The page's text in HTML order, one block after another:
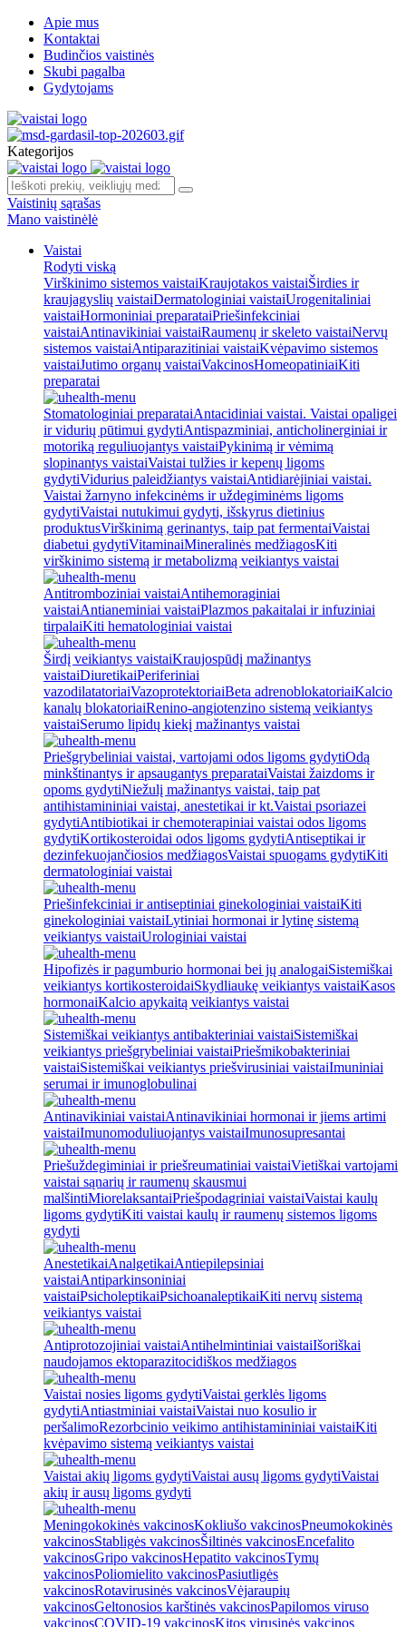
Apie mus
Kontaktai
Budinčios vaistinės
Skubi pagalba
Gydytojams
Kategorijos
Vaistinių sąrašas
Mano vaistinėlė
Vaistai
Rodyti viską
Virškinimo sistemos vaistaiKraujotakos vaistaiŠirdies ir
kraujagyslių vaistaiDermatologiniai vaistaiUrogenitaliniai
vaistaiHormoniniai preparataiPriešinfekciniai
vaistaiAntinavikiniai vaistaiRaumenų ir skeleto vaistaiNervų
sistemos vaistaiAntiparazitiniai vaistaiKvėpavimo sistemos
vaistaiJutimo organų vaistaiVakcinosHomeopatiniaiKiti
preparatai
Stomatologiniai preparataiAntacidiniai vaistai. Vaistai opaligei
ir vidurių pūtimui gydytiAntispazminiai, anticholinerginiai ir
motoriką reguliuojantys vaistaiPykinimą ir vėmimą
slopinantys vaistaiVaistai tulžies ir kepenų ligoms
gydytiVidurius paleidžiantys vaistaiAntidiarėjiniai vaistai.
Vaistai žarnyno infekcinėms ir uždegiminėms ligoms
gydytiVaistai nutukimui gydyti, išskyrus dietinius
produktusVirškinimą gerinantys, taip pat fermentaiVaistai
diabetui gydytiVitaminaiMineralinės medžiagosKiti
virškinimo sistemą ir metabolizmą veikiantys vaistai
Antitromboziniai vaistaiAntihemoraginiai
vaistaiAntianeminiai vaistaiPlazmos pakaitalai ir infuziniai
tirpalaiKiti hematologiniai vaistai
Širdį veikiantys vaistaiKraujospūdį mažinantys
vaistaiDiuretikaiPeriferiniai
vazodilatatoriaiVazoprotektoriaiBeta adrenoblokatoriaiKalcio
kanalų blokatoriaiRenino-angiotenzino sistemą veikiantys
vaistaiSerumo lipidų kiekį mažinantys vaistai
Priešgrybeliniai vaistai, vartojami odos ligoms gydytiOdą
minkštinantys ir apsaugantys preparataiVaistai žaizdoms ir
opoms gydytiNiežulį mažinantys vaistai, taip pat
antihistamininiai vaistai, anestetikai ir kt.Vaistai psoriazei
gydytiAntibiotikai ir chemoterapiniai vaistai odos ligoms
gydytiKortikosteroidai odos ligoms gydytiAntiseptikai ir
dezinfekuojančiosios medžiagosVaistai spuogams gydytiKiti
dermatologiniai vaistai
Priešinfekciniai ir antiseptiniai ginekologiniai vaistaiKiti
ginekologiniai vaistaiLytiniai hormonai ir lytinę sistemą
veikiantys vaistaiUrologiniai vaistai
Hipofizės ir pagumburio hormonai bei jų analogaiSistemiškai
veikiantys kortikosteroidaiSkydliaukę veikiantys vaistaiKasos
hormonaiKalcio apykaitą veikiantys vaistai
Sistemiškai veikiantys antibakteriniai vaistaiSistemiškai
veikiantys priešgrybeliniai vaistaiPriešmikobakteriniai
vaistaiSistemiškai veikiantys priešvirusiniai vaistaiImuniniai
serumai ir imunoglobulinai
Antinavikiniai vaistaiAntinavikiniai hormonai ir jiems artimi
vaistaiImunomoduliuojantys vaistaiImunosupresantai
Priešuždegiminiai ir priešreumatiniai vaistaiVietiškai vartojami
vaistai sąnarių ir raumenų skausmui
malšintiMiorelaksantaiPriešpodagriniai vaistaiVaistai kaulų
ligoms gydytiKiti vaistai kaulų ir raumenų sistemos ligoms
gydyti
AnestetikaiAnalgetikaiAntiepilepsiniai
vaistaiAntiparkinsoniniai
vaistaiPsicholeptikaiPsichoanaleptikaiKiti nervų sistemą
veikiantys vaistai
Antiprotozojiniai vaistaiAntihelmintiniai vaistaiIšoriškai
naudojamos ektoparazitocidiškos medžiagos
Vaistai nosies ligoms gydytiVaistai gerklės ligoms
gydytiAntiastminiai vaistaiVaistai nuo kosulio ir
peršalimoRezorbcinio veikimo antihistamininiai vaistaiKiti
kvėpavimo sistemą veikiantys vaistai
Vaistai akių ligoms gydytiVaistai ausų ligoms gydytiVaistai
akių ir ausų ligoms gydyti
Meningokokinės vakcinosKokliušo vakcinosPneumokokinės
vakcinosStabligės vakcinosŠiltinės vakcinosEncefalito
vakcinosGripo vakcinosHepatito vakcinosTymų
vakcinosPoliomielito vakcinosPasiutligės
vakcinosRotavirusinės vakcinosVėjaraupių
vakcinosGeltonosios karštinės vakcinosPapilomos viruso
vakcinosCOVID-19 vakcinosKitos virusinės vakcinos